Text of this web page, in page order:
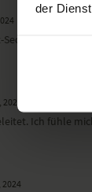
der
Ich fühle
2024